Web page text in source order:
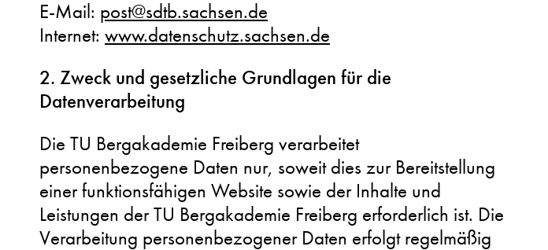
E-Mail: post@sdtb.sachsen.de
Internet: www.datenschutz.sachsen.de
2. Zweck und gesetzliche Grundlagen für die
Datenverarbeitung
Die TU Bergakademie Freiberg verarbeitet
personenbezogene Daten nur, soweit dies zur Bereitstellung
einer funktionsfähigen Website sowie der Inhalte und
Leistungen der TU Bergakademie Freiberg erforderlich ist. Die
Verarbeitung personenbezogener Daten erfolgt regelmäßig